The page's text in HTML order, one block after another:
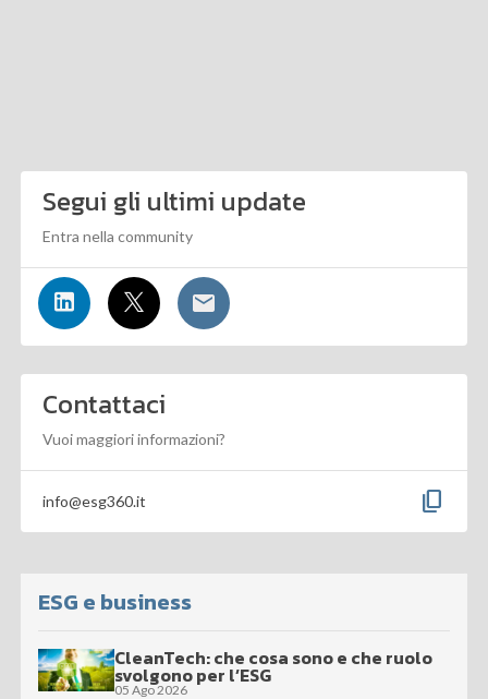
Segui gli ultimi update
Entra nella community
Contattaci
Vuoi maggiori informazioni?
info@esg360.it content_copy
ESG e business
CleanTech: che cosa sono e che ruolo
svolgono per l’ESG
05 Ago 2026